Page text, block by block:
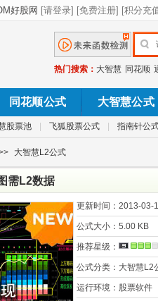
热门搜索： 大智慧 同花顺
同花顺公式 大智慧公式
股票池 飞狐股票公式 指南针公
大智慧L2公式
需L2数据
更新时间： 2013-03-
公式大小： 5.00 KB
推荐星级：
公式分类： 大智慧L2
运行环境： 股票软件